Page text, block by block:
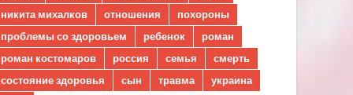
никита михалков
отношения
похороны
проблемы со здоровьем
ребенок
роман
роман костомаров
россия семья
смерть
состояние здоровья
сын травма украина